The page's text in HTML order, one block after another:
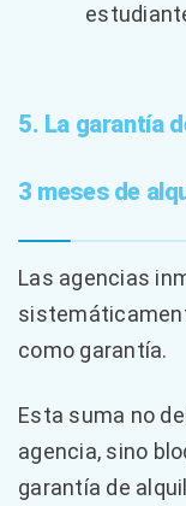
5. La garantía
3 meses de
Las agencias
como garantía.
Esta suma no
agencia, sino
garantía de